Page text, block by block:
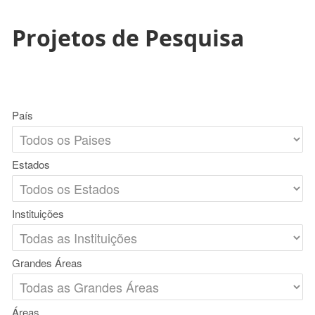
Projetos de Pesquisa
País
Estados
Instituições
Grandes Áreas
Áreas